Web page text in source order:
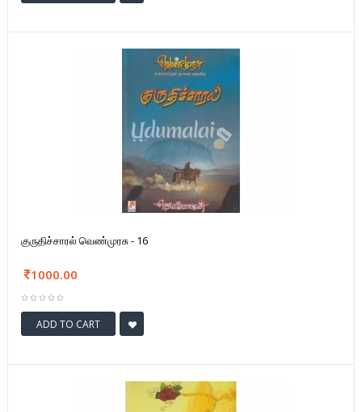
குருதிச்சாரல் வெண்முரசு - 16
1000.00
ADD TO CART